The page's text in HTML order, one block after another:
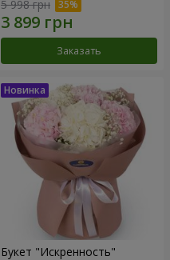
5 998 грн
Заказать
Букет "Искренность"